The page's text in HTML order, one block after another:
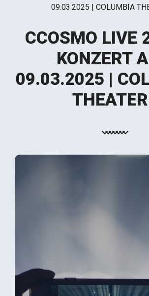
09.03.2025 | COLUMBIA
CCOSMO LIVE
KONZERT
09.03.2025 |
THEATER